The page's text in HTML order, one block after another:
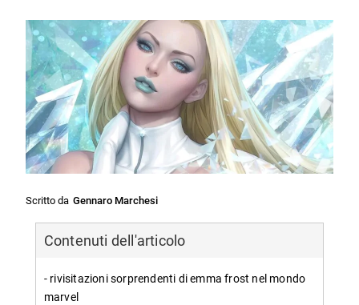
Scritto da Gennaro Marchesi
Contenuti dell'articolo
- rivisitazioni sorprendenti di emma frost nel mondo
marvel